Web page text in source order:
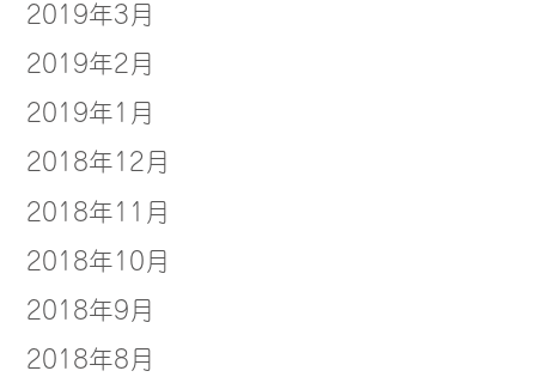
2019年3月
2019年2月
2019年1月
2018年12月
2018年11月
2018年10月
2018年9月
2018年8月